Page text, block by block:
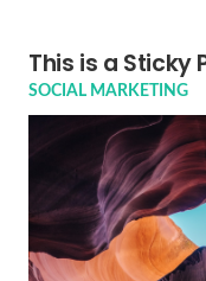
This is a Sticky
SOCIAL MARKETING